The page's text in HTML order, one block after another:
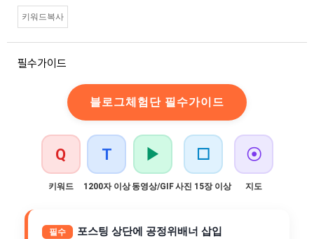
키워드복사
필수가이드
블로그체험단 필수가이드
Q
키워드
T
1200자 이상
▶
동영상/GIF
☐
사진 15장 이상
☉
지도
필수 포스팅 상단에 공정위배너 삽입